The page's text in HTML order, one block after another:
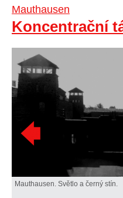
Mauthausen
Koncentrační
Mauthausen. Světlo a černý stín.